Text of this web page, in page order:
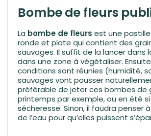
Bombe de fleurs
La bombe de fleurs est une
ronde et plate qui contient des
sauvages. Il suffit de la lancer dans
dans une zone à végétaliser.
conditions sont réunies (humidité,
sauvages vont pousser
préférable de jeter ces bombes de
printemps par exemple, ou en été si
sécheresse. Sinon, il faudra penser
de l’eau pour qu’elles puissent